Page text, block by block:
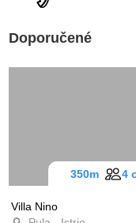
Doporučené
Villa Nino
350m